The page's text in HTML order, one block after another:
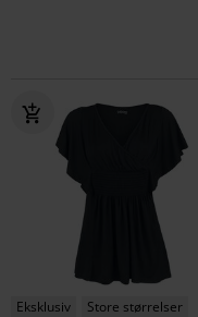
Eksklusiv
Store størrelser